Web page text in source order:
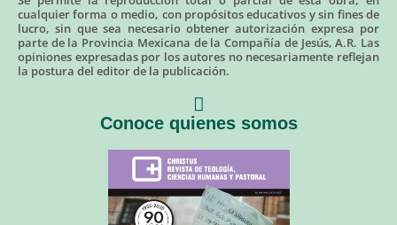
cualquier forma o medio, con propósitos educativos y sin fines de
lucro, sin que sea necesario obtener autorización expresa por
parte de la Provincia Mexicana de la Compañía de Jesús, A.R. Las
opiniones expresadas por los autores no necesariamente reflejan
la postura del editor de la publicación.
Conoce quienes somos